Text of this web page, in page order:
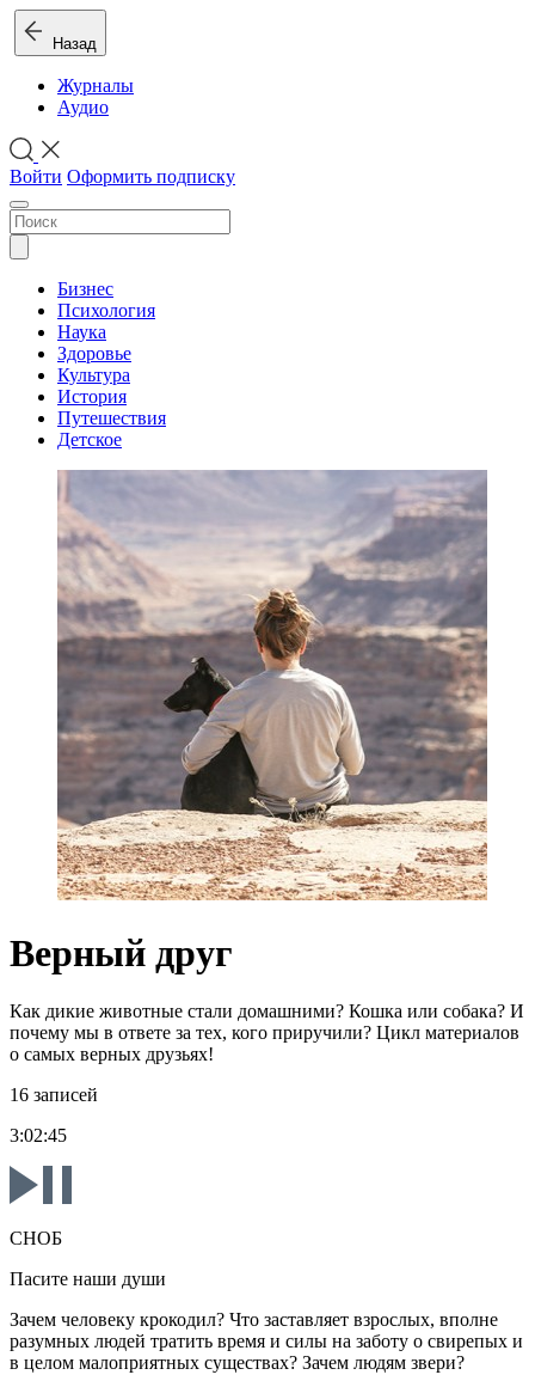
Назад
Журналы
Аудио
Войти Оформить подписку
Бизнес
Психология
Наука
Здоровье
Культура
История
Путешествия
Детское
Верный друг
Как дикие животные стали домашними? Кошка или собака? И
почему мы в ответе за тех, кого приручили? Цикл материалов
о самых верных друзьях!
16 записей
3:02:45
СНОБ
Пасите наши души
Зачем человеку крокодил? Что заставляет взрослых, вполне
разумных людей тратить время и силы на заботу о свирепых и
в целом малоприятных существах? Зачем людям звери?